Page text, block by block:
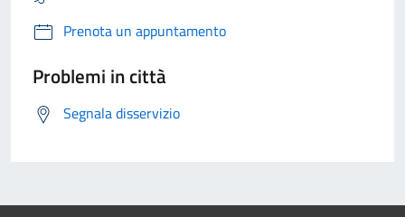
Prenota un appuntamento
Problemi in città
Segnala disservizio